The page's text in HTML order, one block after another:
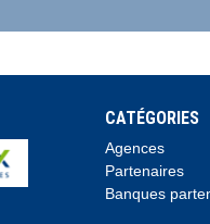
CATÉGORIES
Agences
Partenaires
Banques